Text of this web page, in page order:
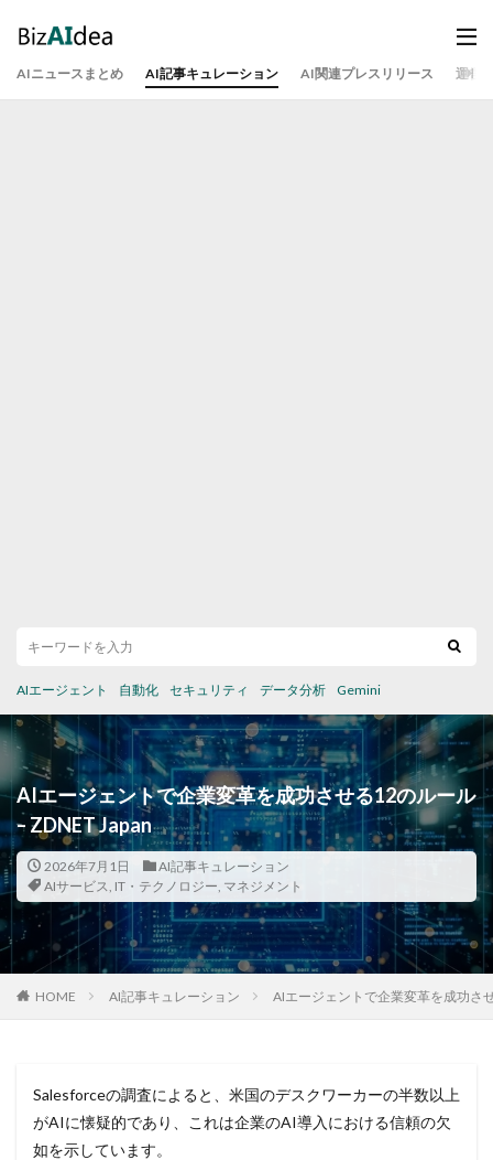
AIニュースまとめ AI記事キュレーション AI関連プレスリリース 運営
AIエージェント 自動化 セキュリティ データ分析 Gemini
AIエージェントで企業変革を成功させる12のルール
– ZDNET Japan
2026年7月1日
AI記事キュレーション
AIサービス, IT・テクノロジー, マネジメント
HOME AI記事キュレーション AIエージェントで企業変革を成功さ
Salesforceの調査によると、米国のデスクワーカーの半数以上
がAIに懐疑的であり、これは企業のAI導入における信頼の欠
如を示しています。